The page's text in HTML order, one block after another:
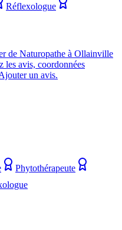
Réflexologue
de Naturopathe à Ollainville
les avis, coordonnées
un avis.
Phytothérapeute